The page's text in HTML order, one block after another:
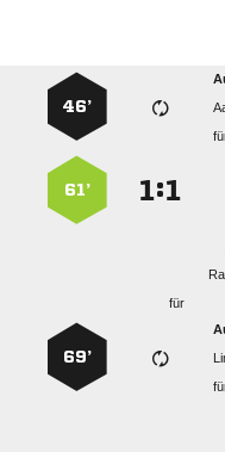
46’
:
61’
für
69’